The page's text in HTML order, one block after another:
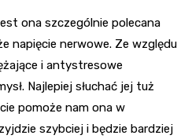
ona szczególnie polecana
napięcie nerwowe. Ze względu
i antystresowe
Najlepiej słuchać jej tuż
pomoże nam ona w
szybciej i będzie bardziej